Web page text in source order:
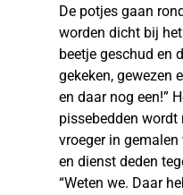
De potjes gaan
worden dicht bij
beetje geschud en
gekeken, gewezen
en daar nog een!”
pissebedden
vroeger in
en dienst deden
“Weten we. Daar